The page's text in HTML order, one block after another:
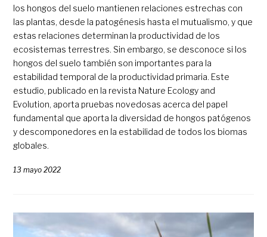
los hongos del suelo mantienen relaciones estrechas con
las plantas, desde la patogénesis hasta el mutualismo, y que
estas relaciones determinan la productividad de los
ecosistemas terrestres. Sin embargo, se desconoce si los
hongos del suelo también son importantes para la
estabilidad temporal de la productividad primaria. Este
estudio, publicado en la revista Nature Ecology and
Evolution, aporta pruebas novedosas acerca del papel
fundamental que aporta la diversidad de hongos patógenos
y descomponedores en la estabilidad de todos los biomas
globales.
13 mayo 2022